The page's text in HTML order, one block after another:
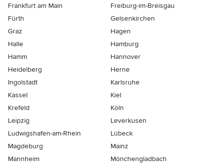
Frankfurt am Main
Freiburg-im-Breisgau
Fürth
Gelsenkirchen
Graz
Hagen
Halle
Hamburg
Hamm
Hannover
Heidelberg
Herne
Ingolstadt
Karlsruhe
Kassel
Kiel
Krefeld
Köln
Leipzig
Leverkusen
Ludwigshafen-am-Rhein
Lübeck
Magdeburg
Mainz
Mannheim
Mönchen­gladbach